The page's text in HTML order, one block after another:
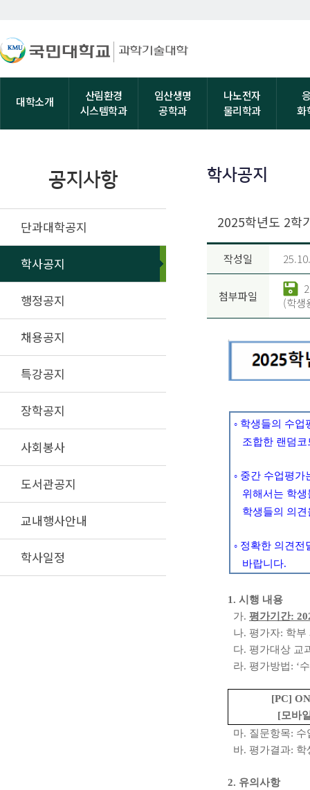
대학소개
산림환경
시스템학과
임산생명
공학과
나노전자
물리학과
화
공지사항
단과대학공지
학사공지
행정공지
채용공지
특강공지
장학공지
사회봉사
도서관공지
교내행사안내
학사일정
학사공지
2025학년도 2학
작성일
첨부파일
(학
◦ 학생들의 수업
조합한 랜덤
◦ 중간 수업평가
위해서는 학
학생들의 의
◦ 정확한 의견전
바랍니다.
1. 시행 내용
가. 평가기간:
나. 평가자: 학부
다. 평가대상 교
라. 평가방법: ‘
[PC] ON
[모바
마. 질문항목: 수
바. 평가결과: 학
2. 유의사항